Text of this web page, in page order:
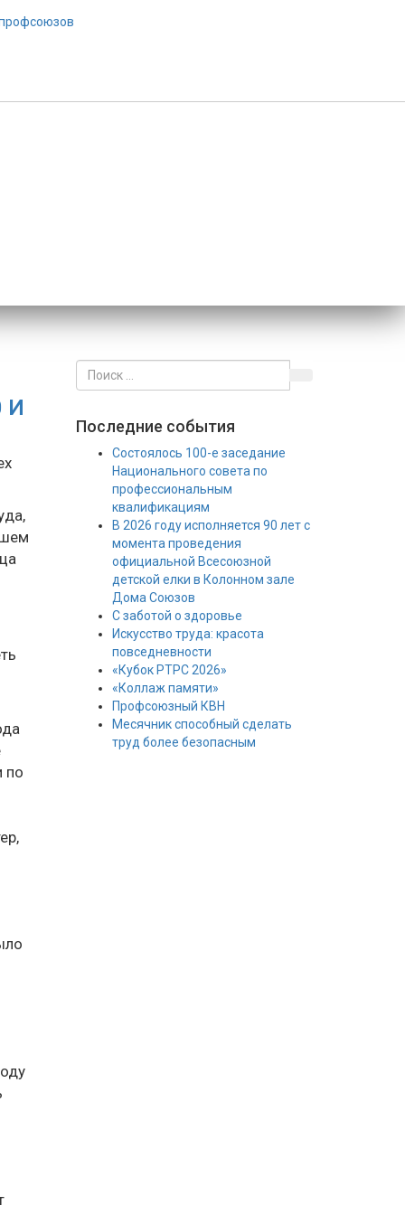
И
по
Последние события
Состоялось 100-е заседание
Национального совета по
профессиональным
квалификациям
В 2026 году исполняется 90 лет с
момента проведения
официальной Всесоюзной
детской елки в Колонном зале
Дома Союзов
С заботой о здоровье
Искусство труда: красота
повседневности
«Кубок РТРС 2026»
«Коллаж памяти»
Профсоюзный КВН
Месячник способный сделать
труд более безопасным